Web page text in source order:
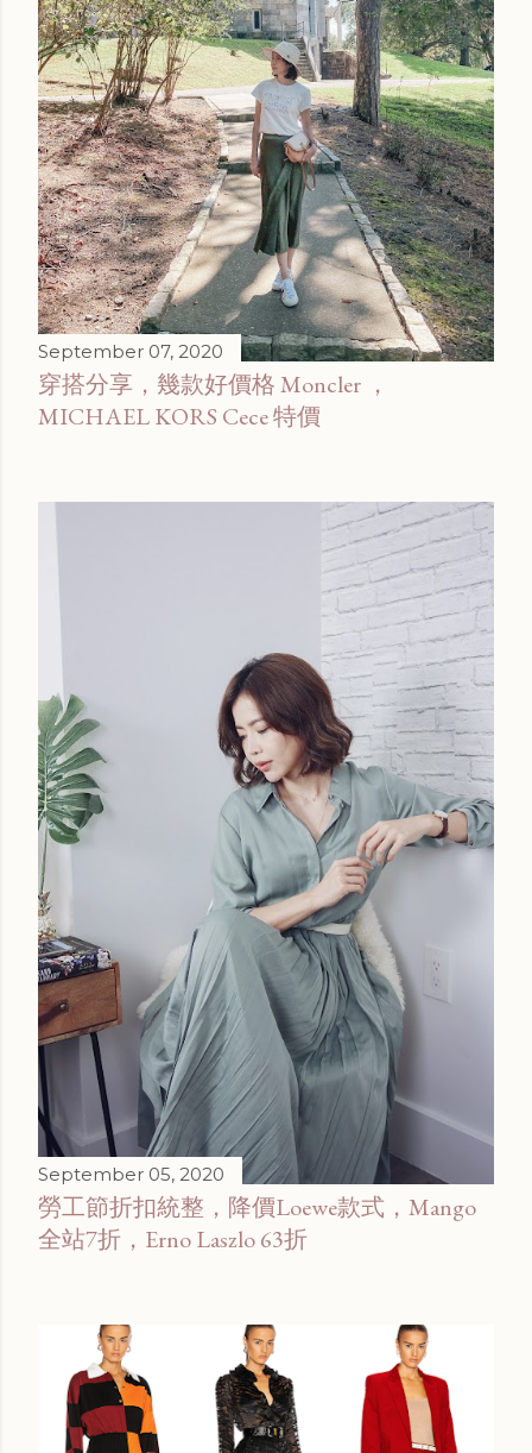
September 07, 2020
穿搭分享，幾款好價格 Moncler ，
MICHAEL KORS Cece 特價
September 05, 2020
勞工節折扣統整，降價Loewe款式，Mango
全站7折，Erno Laszlo 63折